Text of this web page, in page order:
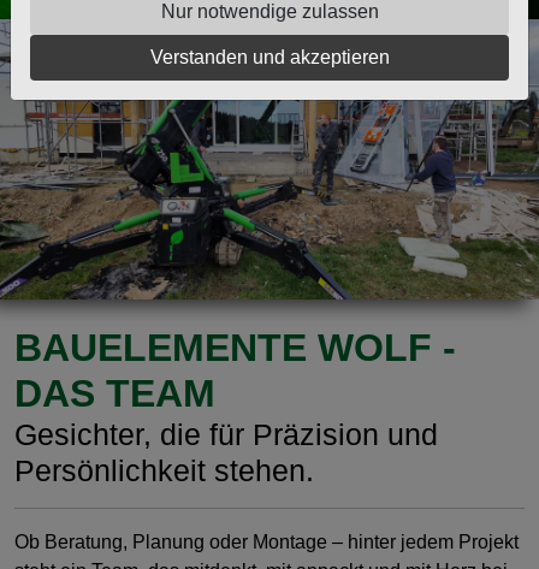
BAUELEMENTE WOLF -
DAS TEAM
Gesichter, die für Präzision und
Persönlichkeit stehen.
Ob Beratung, Planung oder Montage – hinter jedem Projekt
Nur notwendige zulassen
Verstanden und akzeptieren